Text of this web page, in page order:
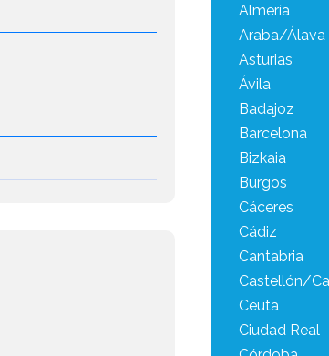
Almería
Araba/Álava
Asturias
Ávila
Badajoz
Barcelona
Bizkaia
Burgos
Cáceres
Cádiz
Cantabria
Castellón/
Ceuta
Ciudad Real